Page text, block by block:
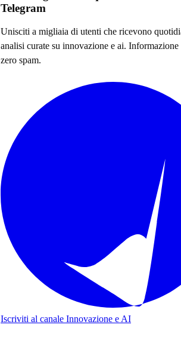
Telegram
Unisciti a migliaia di utenti che ricevono
analisi curate su innovazione e ai.
zero spam.
Iscriviti al canale Innovazione e AI